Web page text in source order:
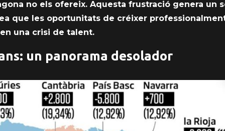
no els ofereix. Aquesta frustració genera un
que les oportunitats de créixer
una crisi de talent.
un panorama desolador